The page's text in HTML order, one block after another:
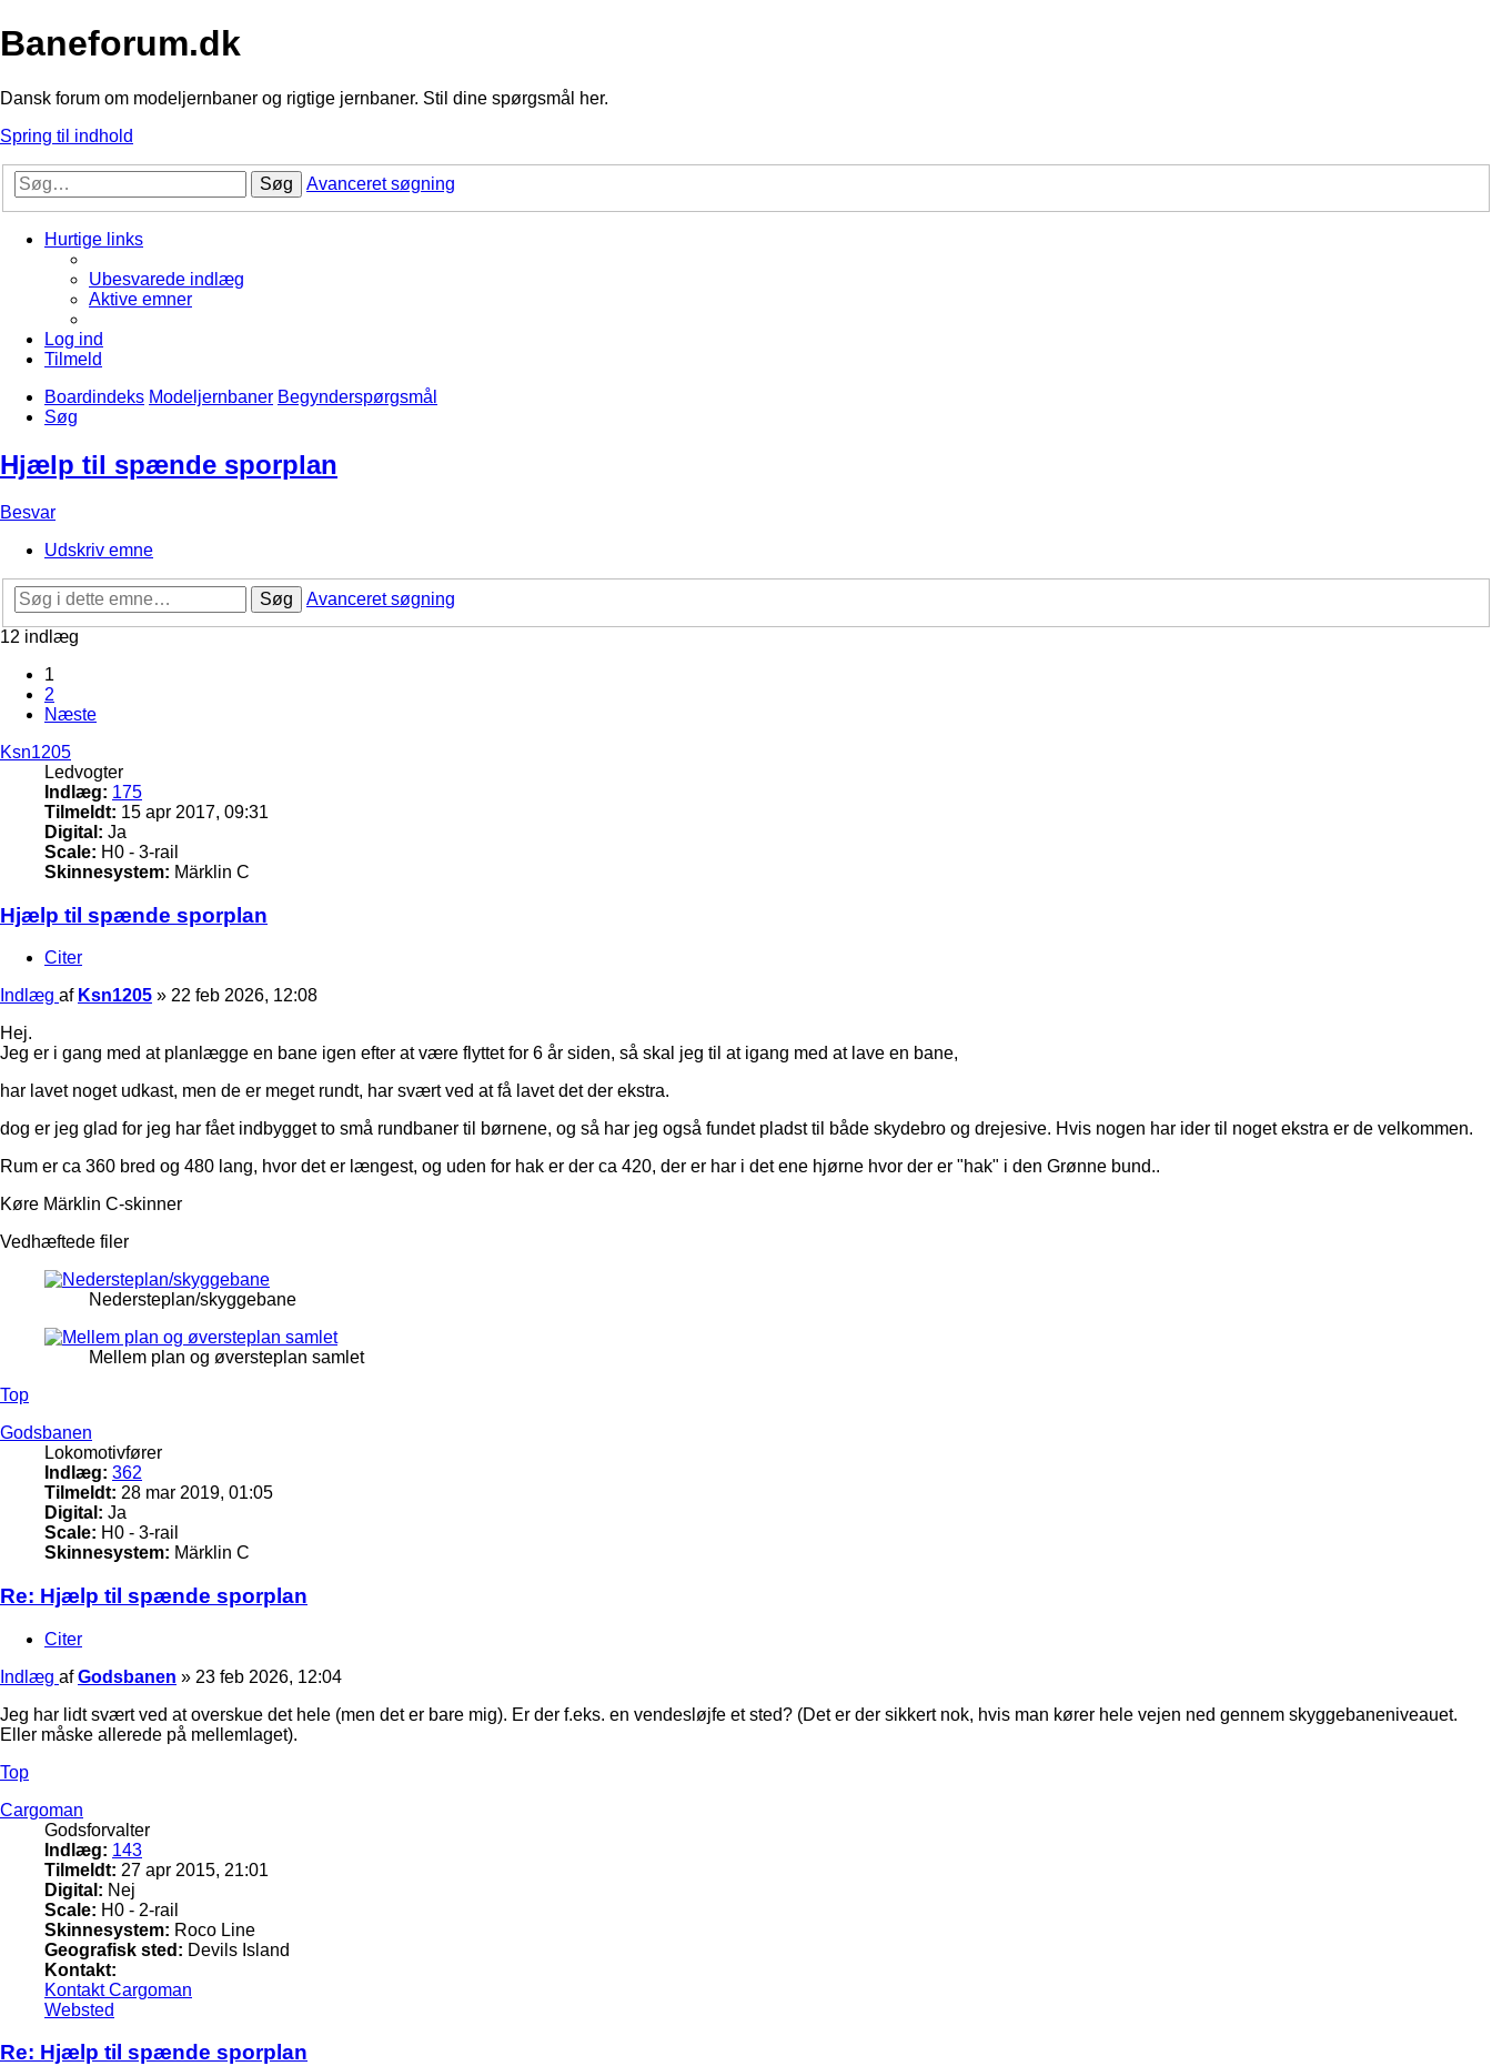
Baneforum.dk
Dansk forum om modeljernbaner og rigtige jernbaner. Stil dine spørgsmål her.
Spring til indhold
Søg Avanceret søgning
Hurtige links
Ubesvarede indlæg
Aktive emner
Log ind
Tilmeld
Boardindeks Modeljernbaner Begynderspørgsmål
Søg
Hjælp til spænde sporplan
Besvar
Udskriv emne
Søg
Avanceret søgning
12 indlæg
1
2
Næste
Ksn1205
Ledvogter
Indlæg: 175
Tilmeldt: 15 apr 2017, 09:31
Digital: Ja
Scale: H0 - 3-rail
Skinnesystem: Märklin C
Hjælp til spænde sporplan
Citer
Indlæg af Ksn1205 » 22 feb 2026, 12:08
Hej.
Jeg er i gang med at planlægge en bane igen efter at være flyttet for 6 år siden, så skal jeg til at igang med at lave en bane,
har lavet noget udkast, men de er meget rundt, har svært ved at få lavet det der ekstra.
dog er jeg glad for jeg har fået indbygget to små rundbaner til børnene, og så har jeg også fundet pladst til både skydebro og drejesive. Hvis nogen har ider til noget ekstra er de velkommen.
Rum er ca 360 bred og 480 lang, hvor det er længest, og uden for hak er der ca 420, der er har i det ene hjørne hvor der er "hak" i den Grønne bund..
Køre Märklin C-skinner
Vedhæftede filer
Nedersteplan/skyggebane
Mellem plan og øversteplan samlet
Top
Godsbanen
Lokomotivfører
Indlæg: 362
Tilmeldt: 28 mar 2019, 01:05
Digital: Ja
Scale: H0 - 3-rail
Skinnesystem: Märklin C
Re: Hjælp til spænde sporplan
Citer
Indlæg afGodsbanen » 23 feb 2026, 12:04
Jeg har lidt svært ved at overskue det hele (men det er bare mig). Er der f.eks. en vendesløjfe et sted? (Det er der sikkert nok, hvis man kører hele vejen ned gennem skyggebaneniveauet.
Eller måske allerede på mellemlaget).
Top
Cargoman
Godsforvalter
Indlæg: 143
Tilmeldt: 27 apr 2015, 21:01
Digital: Nej
Scale: H0 - 2-rail
Skinnesystem: Roco Line
Geografisk sted: Devils Island
Kontakt:
Kontakt Cargoman
Websted
Re: Hjælp til spænde sporplan